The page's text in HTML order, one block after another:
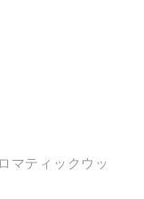
マティックウッ